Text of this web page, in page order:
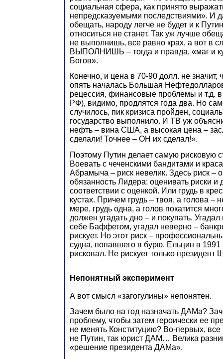
социальная сфера, как принято
непредсказуемыми последствиями». И
обещать, народу легче не будет и к
относиться не станет. Так уж лучше
не выполнишь, все равно крах, а вот в
ВЫПОЛНИШЬ – тогда и правда, «маг и
Богов».
Конечно, и цена в 70-90 долл. не значит,
опять началась Большая
рецессия, финансовые проблемы и т.д.
РФ), видимо, продлятся года два. Но
случилось, пик кризиса пройден,
государство выполнило. И ТВ уж
нефть – вина США, а высокая цена –
сделали! Точнее – ОН их сделал!».
Поэтому Путин делает самую рисковую
Воевать с чеченскими бандитами и
Абрамыча – риск невелик. Здесь риск –
обязанность Лидера: оценивать риски и
соответствии с оценкой. Или грудь в
кустах. Причем грудь – твоя, а голова –
мере, грудь одна, а голов покатится
должен угадать дно – и покупать.
себе Баффетом, угадал неверно –
рискует. Но этот риск –
судна, попавшего в бурю. Ельцин в 1991
рисковал. Не рискует только президент
Непонятный эксперимент
А вот смысл «загогулины» непонятен.
Зачем было на год назначать ДАМа?
проблему, чтобы затем героически ее
не менять Конституцию? Во-первых,
не Путин, так юрист ДАМ… Велика
«решение президента ДАМа».